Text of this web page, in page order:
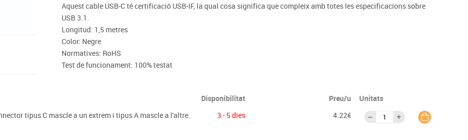
Aquest cable USB-C té certificació USB-IF, la qual cosa significa que compleix amb totes les especificacions sobre
USB 3.1.
Longitud: 1,5 metres
Color: Negre
Normatives: RoHS
Test de funcionament: 100% testat
Disponibilitat Preu/u
Unitats
tipus C mascle a un extrem i tipus A mascle a l'altre.
3 - 5 dies 4.22€